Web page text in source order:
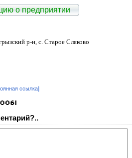
о предприятии
р-н, с. Старое Сляково
ссылка]